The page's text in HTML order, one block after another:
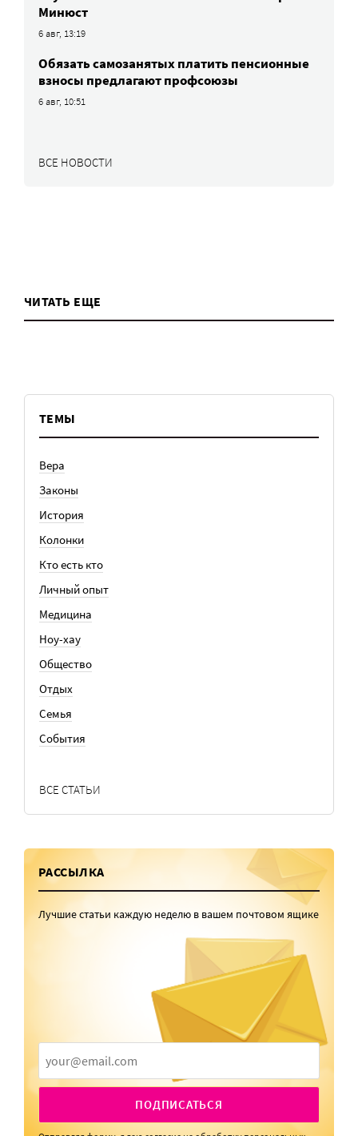
Минюст
6 авг, 13:19
Обязать самозанятых платить пенсионные
взносы предлагают профсоюзы
6 авг, 10:51
ВСЕ НОВОСТИ
ЧИТАТЬ ЕЩЕ
ТЕМЫ
Вера
Законы
История
Колонки
Кто есть кто
Личный опыт
Медицина
Ноу-хау
Общество
Отдых
Семья
События
ВСЕ СТАТЬИ
РАССЫЛКА
Лучшие статьи каждую неделю в вашем почтовом ящике
ПОДПИСАТЬСЯ